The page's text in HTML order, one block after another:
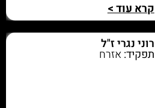
קרא עוד >
רוני נגרי ז"ל
תפקיד: אזרח